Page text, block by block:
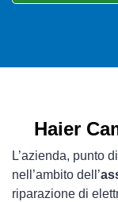
Haier
L’azienda, punto
nell’ambito dell’
riparazione di